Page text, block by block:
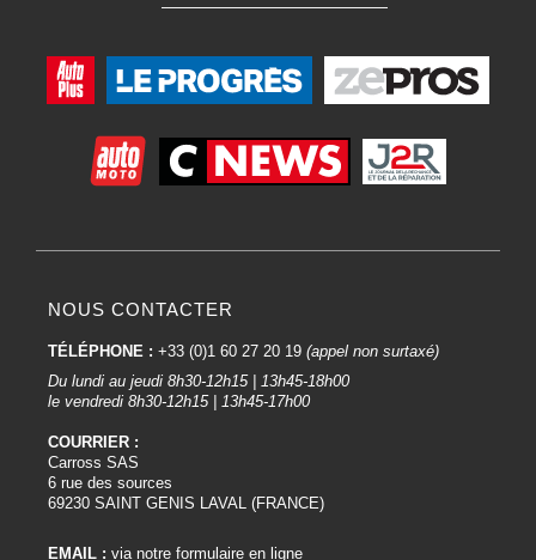
NOUS CONTACTER
TÉLÉPHONE : +33 (0)1 60 27 20 19 (appel non surtaxé)
Du lundi au jeudi 8h30-12h15 | 13h45-18h00
le vendredi 8h30-12h15 | 13h45-17h00
COURRIER :
Carross SAS
6 rue des sources
69230 SAINT GENIS LAVAL (FRANCE)
EMAIL : via notre formulaire en ligne